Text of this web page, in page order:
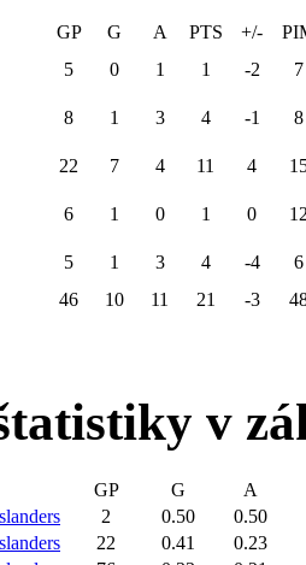
GP G A PTS +/-
5 0 1 1 -2 7
8 1 3 4 -1 8
22 7 4 11 4
6 1 0 1 0
5 1 3 4 -4
6
46 10 11 21 -3
v
GP G
A
2 0.50
0.50
22 0.41
0.23